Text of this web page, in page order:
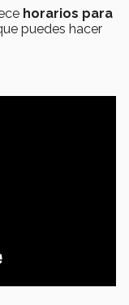
horarios para
puedes hacer